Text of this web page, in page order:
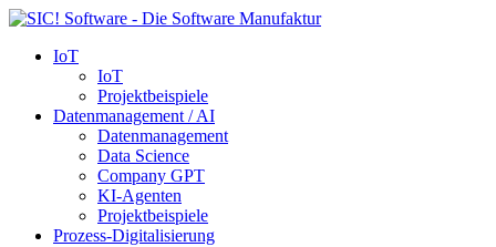
IoT
IoT
Projektbeispiele
Datenmanagement / AI
Datenmanagement
Data Science
Company GPT
KI-Agenten
Projektbeispiele
Prozess-Digitalisierung